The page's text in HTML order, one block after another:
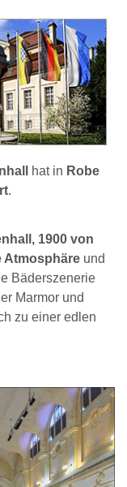
hat in Robe
.
1900 von
Atmosphäre und
Bäderszenerie
Marmor und
zu einer edlen